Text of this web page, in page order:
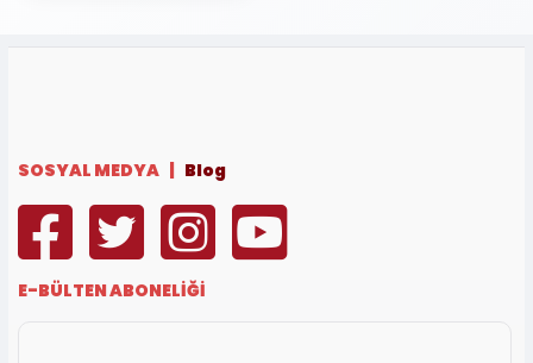
SOSYAL MEDYA | Blog
E-BÜLTEN ABONELİĞİ